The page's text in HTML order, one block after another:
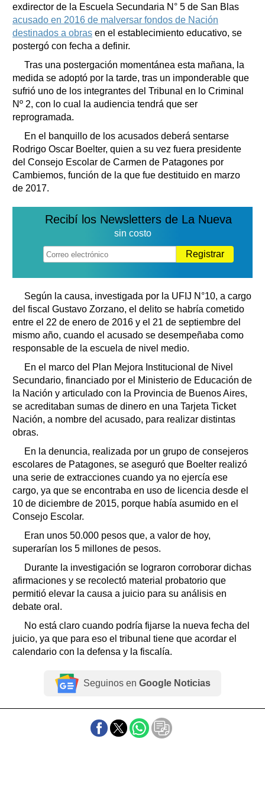
exdirector de la Escuela Secundaria N° 5 de San Blas
acusado en 2016 de malversar fondos de Nación
destinados a obras en el establecimiento educativo, se
postergó con fecha a definir.
Tras una postergación momentánea esta mañana, la
medida se adoptó por la tarde, tras un imponderable que
sufrió uno de los integrantes del Tribunal en lo Criminal
Nº 2, con lo cual la audiencia tendrá que ser
reprogramada.
En el banquillo de los acusados deberá sentarse
Rodrigo Oscar Boelter, quien a su vez fuera presidente
del Consejo Escolar de Carmen de Patagones por
Cambiemos, función de la que fue destituido en marzo
de 2017.
Recibí los Newsletters de La Nueva
sin costo
Registrar
Según la causa, investigada por la UFIJ N°10, a cargo
del fiscal Gustavo Zorzano, el delito se habría cometido
entre el 22 de enero de 2016 y el 21 de septiembre del
mismo año, cuando el acusado se desempeñaba como
responsable de la escuela de nivel medio.
En el marco del Plan Mejora Institucional de Nivel
Secundario, financiado por el Ministerio de Educación de
la Nación y articulado con la Provincia de Buenos Aires,
se acreditaban sumas de dinero en una Tarjeta Ticket
Nación, a nombre del acusado, para realizar distintas
obras.
En la denuncia, realizada por un grupo de consejeros
escolares de Patagones, se aseguró que Boelter realizó
una serie de extracciones cuando ya no ejercía ese
cargo, ya que se encontraba en uso de licencia desde el
10 de diciembre de 2015, porque había asumido en el
Consejo Escolar.
Eran unos 50.000 pesos que, a valor de hoy,
superarían los 5 millones de pesos.
Durante la investigación se lograron corroborar dichas
afirmaciones y se recolectó material probatorio que
permitió elevar la causa a juicio para su análisis en
debate oral.
No está claro cuando podría fijarse la nueva fecha del
juicio, ya que para eso el tribunal tiene que acordar el
calendario con la defensa y la fiscalía.
Seguinos en Google Noticias